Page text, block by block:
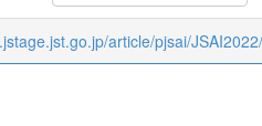
article/pjsai/